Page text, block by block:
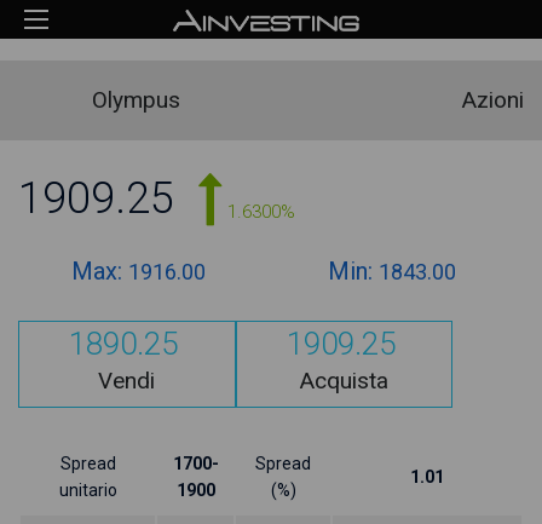
Olympus Azioni
1909.25 1.6300%
Max: 1916.00 Min: 1843.00
1890.25
Vendi
1909.25
Acquista
Spread
unitario
1700-
1900
Spread
(%)
1.01